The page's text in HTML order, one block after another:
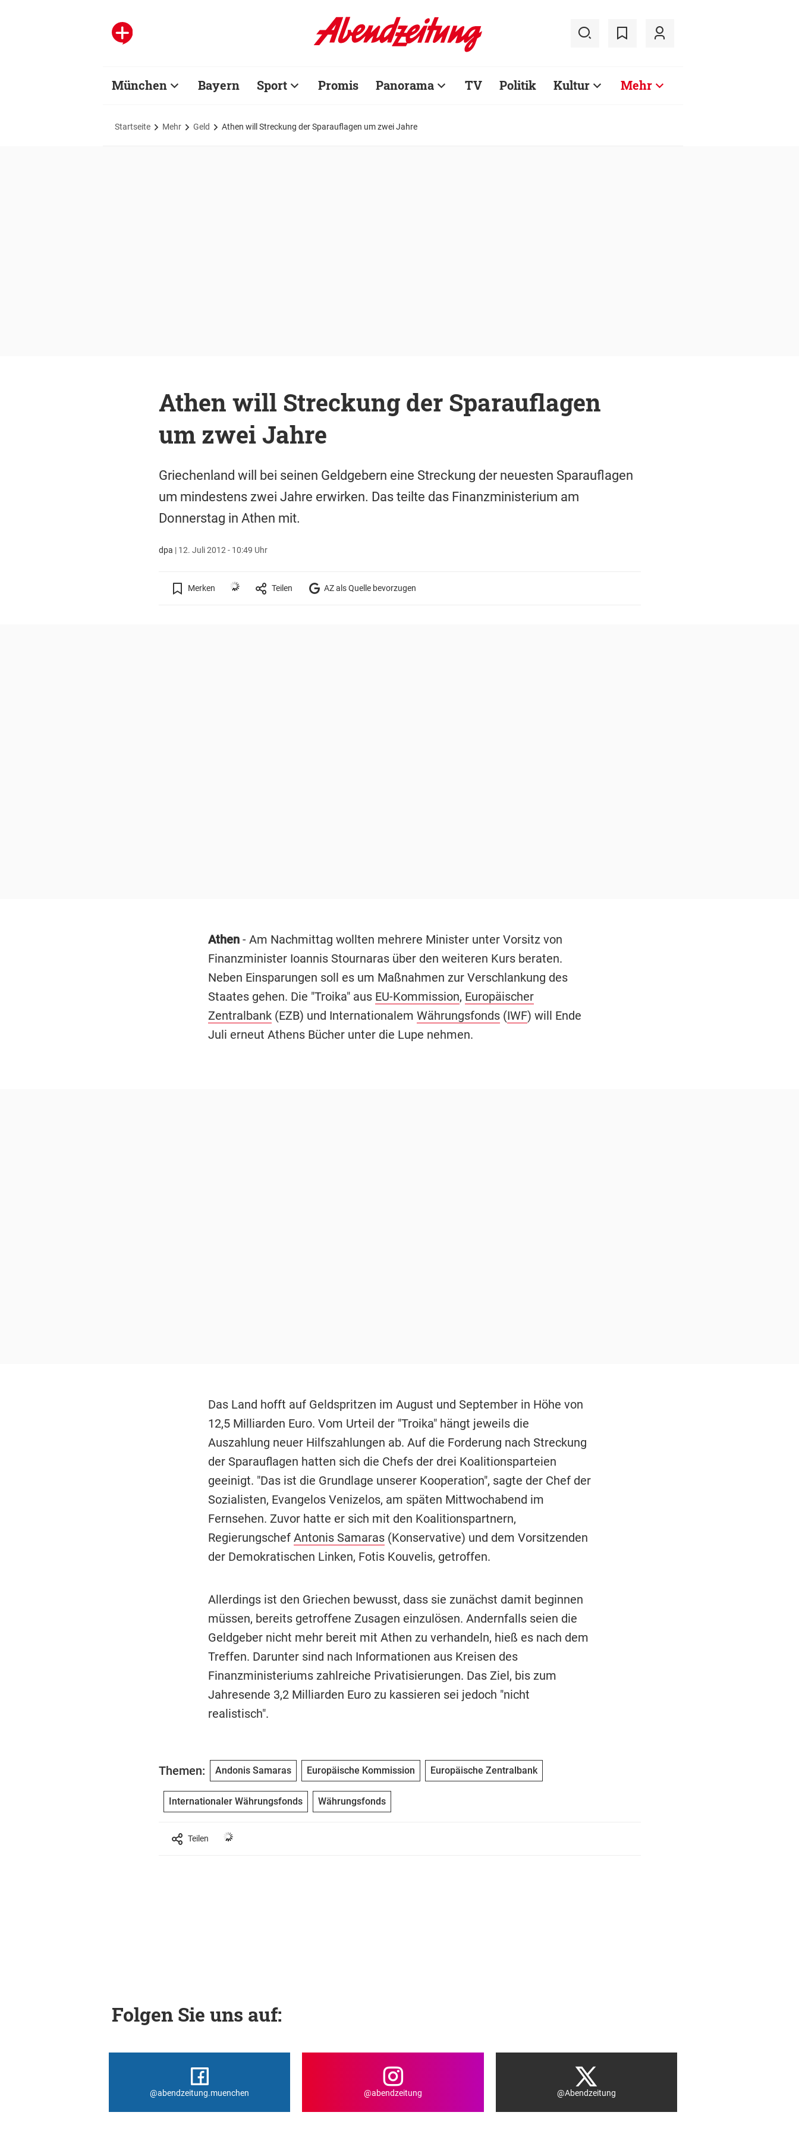
München Bayern Sport Promis Panorama TV Politik Kultur Mehr
Startseite Mehr Geld Athen will Streckung der Sparauflagen um zwei Jahre
Athen will Streckung der Sparauflagen
um zwei Jahre
Griechenland will bei seinen Geldgebern eine Streckung der neuesten Sparauflagen
um mindestens zwei Jahre erwirken. Das teilte das Finanzministerium am
Donnerstag in Athen mit.
dpa | 12. Juli 2012 - 10:49 Uhr
Merken Teilen AZ als Quelle bevorzugen
Athen- Am Nachmittag wollten mehrere Minister unter Vorsitz von
Finanzminister Ioannis Stournaras über den weiteren Kurs beraten.
Neben Einsparungen soll es um Maßnahmen zur Verschlankung des
Staates gehen. Die "Troika" aus EU-Kommission, Europäischer
Zentralbank(EZB) und Internationalem Währungsfonds(IWF) will Ende
Juli erneut Athens Bücher unter die Lupe nehmen.
Das Land hofft auf Geldspritzen im August und September in Höhe von
12,5 Milliarden Euro. Vom Urteil der "Troika" hängt jeweils die
Auszahlung neuer Hilfszahlungen ab. Auf die Forderung nach Streckung
der Sparauflagen hatten sich die Chefs der drei Koalitionsparteien
geeinigt. "Das ist die Grundlage unserer Kooperation", sagte der Chef der
Sozialisten, Evangelos Venizelos, am späten Mittwochabend im
Fernsehen. Zuvor hatte er sich mit den Koalitionspartnern,
Regierungschef Antonis Samaras(Konservative) und dem Vorsitzenden
der Demokratischen Linken, Fotis Kouvelis, getroffen.
Allerdings ist den Griechen bewusst, dass sie zunächst damit beginnen
müssen, bereits getroffene Zusagen einzulösen. Andernfalls seien die
Geldgeber nicht mehr bereit mit Athen zu verhandeln, hieß es nach dem
Treffen. Darunter sind nach Informationen aus Kreisen des
Finanzministeriums zahlreiche Privatisierungen. Das Ziel, bis zum
Jahresende 3,2 Milliarden Euro zu kassieren sei jedoch "nicht
realistisch".
Themen: Andonis Samaras Europäische Kommission Europäische Zentralbank
Internationaler Währungsfonds Währungsfonds
Teilen
Folgen Sie uns auf:
@abendzeitung.muenchen @abendzeitung @Abendzeitung